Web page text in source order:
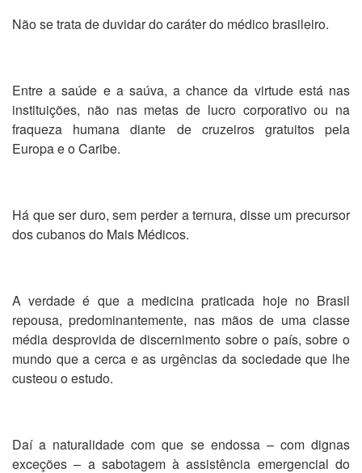
Não se trata de duvidar do caráter do médico brasileiro.
Entre a saúde e a saúva, a chance da virtude está nas
instituições, não nas metas de lucro corporativo ou na
fraqueza humana diante de cruzeiros gratuitos pela
Europa e o Caribe.
Há que ser duro, sem perder a ternura, disse um precursor
dos cubanos do Mais Médicos.
A verdade é que a medicina praticada hoje no Brasil
repousa, predominantemente, nas mãos de uma classe
média desprovida de discernimento sobre o país, sobre o
mundo que a cerca e as urgências da sociedade que lhe
custeou o estudo.
Daí a naturalidade com que se endossa – com dignas
exceções – a sabotagem à assistência emergencial do